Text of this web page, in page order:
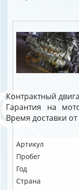
Контрактный
Гарантия на
Время доставки
Артикул
Пробег
Год
Страна